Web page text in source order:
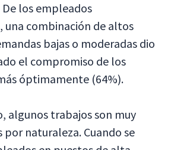
De los empleados
una combinación de altos
bajas o moderadas dio
el compromiso de los
óptimamente (64%).
algunos trabajos son muy
por naturaleza. Cuando se